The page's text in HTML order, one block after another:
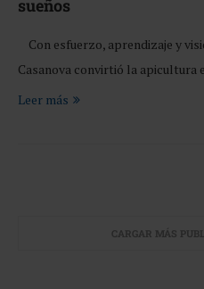
sueños
Con esfuerzo, aprendizaje y
Casanova convirtió la apicultura
Leer más
CARGAR MÁS